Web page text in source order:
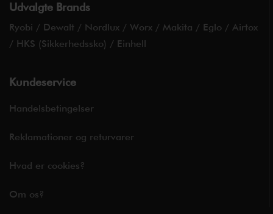
Udvalgte Brands
Ryobi / Dewalt / Nordlux / Worx / Makita / Eglo / Airtox
/ HKS (Sikkerhedssko) / Einhell
Kundeservice
Handelsbetingelser
Reklamationer og returvarer
Hvad er cookies?
Om os?